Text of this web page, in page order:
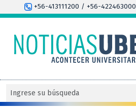
+56-413111200 / +56-422463000